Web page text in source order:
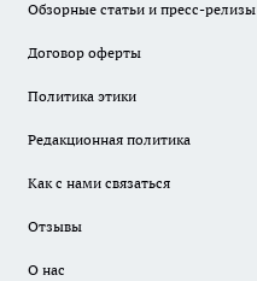
Обзорные статьи и пресс-релизы
Договор оферты
Политика этики
Редакционная политика
Как с нами связаться
Отзывы
О нас